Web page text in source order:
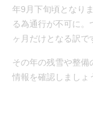
年9月下旬頃となり
る為通行が不可に
ヶ月だけとなる訳で
その年の残雪や整備
情報を確認しましょ